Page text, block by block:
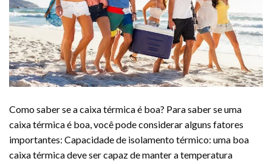
Como saber se a caixa térmica é boa? Para saber se uma
caixa térmica é boa, você pode considerar alguns fatores
importantes: Capacidade de isolamento térmico: uma boa
caixa térmica deve ser capaz de manter a temperatura